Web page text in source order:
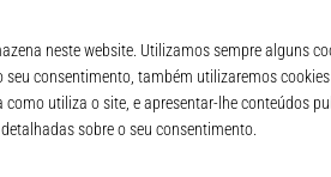
FAQ - Perguntas Frequentes
Regulamento de Proteção de Dados Pessoais